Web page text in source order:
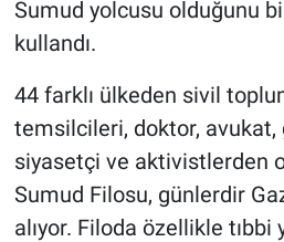
Sumud yolcusu olduğunu
kullandı.
44 farklı ülkeden sivil
temsilcileri, doktor, avukat,
siyasetçi ve aktivistlerden
Sumud Filosu, günlerdir
alıyor. Filoda özellikle